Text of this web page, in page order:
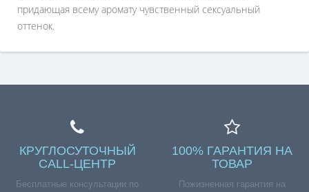
придающая всему аромату чувственный сексуальный
оттенок.
КРУГЛОСУТОЧНЫЙ
CALL-ЦЕНТР
Бесплатные консультации по
100% ГАРАНТИЯ НА
ТОВАР
Пожизненная гарантия на